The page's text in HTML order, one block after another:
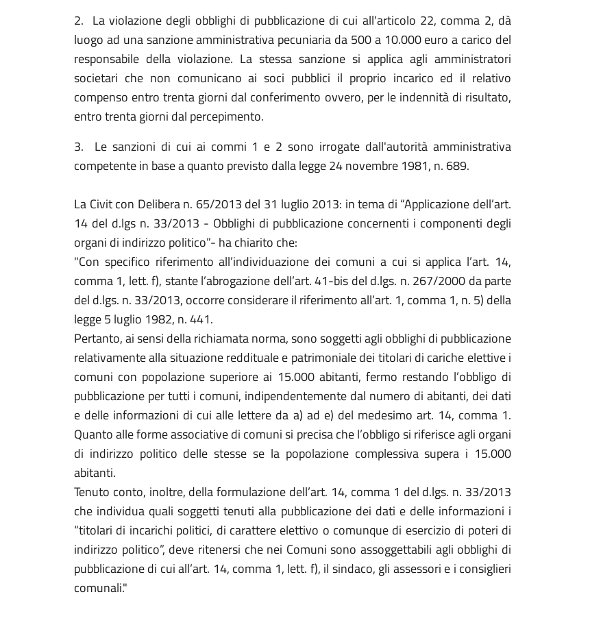
2. La violazione degli obblighi di pubblicazione di cui all'articolo 22, comma 2, dà
luogo ad una sanzione amministrativa pecuniaria da 500 a 10.000 euro a carico del
responsabile della violazione. La stessa sanzione si applica agli amministratori
societari che non comunicano ai soci pubblici il proprio incarico ed il relativo
compenso entro trenta giorni dal conferimento ovvero, per le indennità di risultato,
entro trenta giorni dal percepimento.
3. Le sanzioni di cui ai commi 1 e 2 sono irrogate dall'autorità amministrativa
competente in base a quanto previsto dalla legge 24 novembre 1981, n. 689.
La Civit con Delibera n. 65/2013 del 31 luglio 2013: in tema di “Applicazione dell’art.
14 del d.lgs n. 33/2013 - Obblighi di pubblicazione concernenti i componenti degli
organi di indirizzo politico”- ha chiarito che:
"Con specifico riferimento all’individuazione dei comuni a cui si applica l’art. 14,
comma 1, lett. f), stante l’abrogazione dell’art. 41-bis del d.lgs. n. 267/2000 da parte
del d.lgs. n. 33/2013, occorre considerare il riferimento all’art. 1, comma 1, n. 5) della
legge 5 luglio 1982, n. 441.
Pertanto, ai sensi della richiamata norma, sono soggetti agli obblighi di pubblicazione
relativamente alla situazione reddituale e patrimoniale dei titolari di cariche elettive i
comuni con popolazione superiore ai 15.000 abitanti, fermo restando l’obbligo di
pubblicazione per tutti i comuni, indipendentemente dal numero di abitanti, dei dati
e delle informazioni di cui alle lettere da a) ad e) del medesimo art. 14, comma 1.
Quanto alle forme associative di comuni si precisa che l’obbligo si riferisce agli organi
di indirizzo politico delle stesse se la popolazione complessiva supera i 15.000
abitanti.
Tenuto conto, inoltre, della formulazione dell’art. 14, comma 1 del d.lgs. n. 33/2013
che individua quali soggetti tenuti alla pubblicazione dei dati e delle informazioni i
“titolari di incarichi politici, di carattere elettivo o comunque di esercizio di poteri di
indirizzo politico”, deve ritenersi che nei Comuni sono assoggettabili agli obblighi di
pubblicazione di cui all’art. 14, comma 1, lett. f), il sindaco, gli assessori e i consiglieri
comunali."